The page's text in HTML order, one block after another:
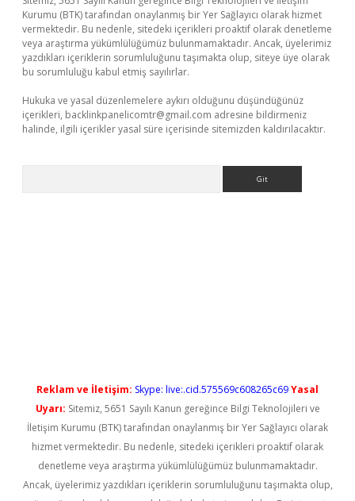
Kurumu (BTK) tarafından onaylanmış bir Yer Sağlayıcı olarak hizmet
vermektedir. Bu nedenle, sitedeki içerikleri proaktif olarak denetleme
veya araştırma yükümlülüğümüz bulunmamaktadır. Ancak, üyelerimiz
yazdıkları içeriklerin sorumluluğunu taşımakta olup, siteye üye olarak
bu sorumluluğu kabul etmiş sayılırlar.
Hukuka ve yasal düzenlemelere aykırı olduğunu düşündüğünüz
içerikleri, backlinkpanelicomtr@gmail.com adresine bildirmeniz
halinde, ilgili içerikler yasal süre içerisinde sitemizden kaldırılacaktır.
Reklam ve İletişim: Skype: live:.cid.575569c608265c69Yasal
Uyarı: Sitemiz, 5651 Sayılı Kanun gereğince Bilgi Teknolojileri ve
İletişim Kurumu (BTK) tarafından onaylanmış bir Yer Sağlayıcı olarak
hizmet vermektedir. Bu nedenle, sitedeki içerikleri proaktif olarak
denetleme veya araştırma yükümlülüğümüz bulunmamaktadır.
Ancak, üyelerimiz yazdıkları içeriklerin sorumluluğunu taşımakta olup,